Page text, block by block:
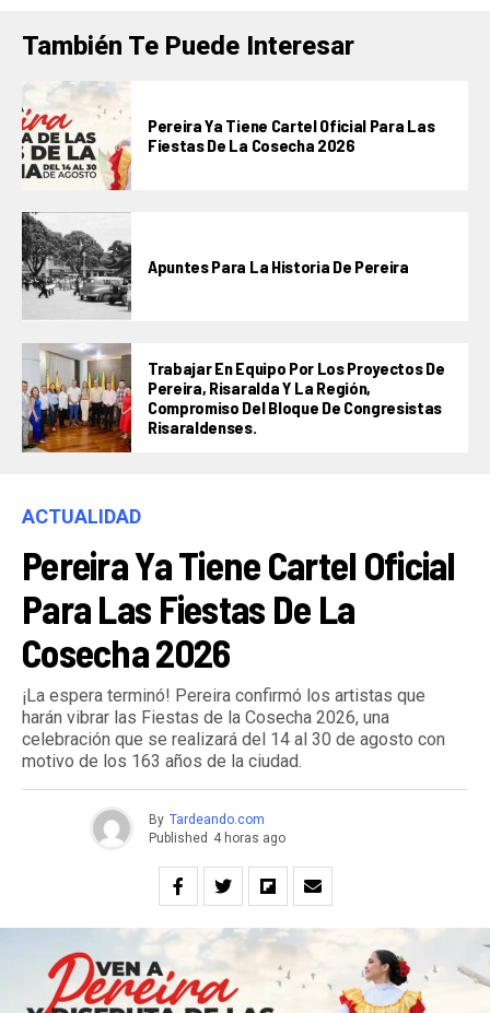
También Te Puede Interesar
Pereira Ya Tiene Cartel Oficial Para Las
Fiestas De La Cosecha 2026
Apuntes Para La Historia De Pereira
Trabajar En Equipo Por Los Proyectos De
Pereira, Risaralda Y La Región,
Compromiso Del Bloque De Congresistas
Risaraldenses.
ACTUALIDAD
Pereira Ya Tiene Cartel Oficial
Para Las Fiestas De La
Cosecha 2026
¡La espera terminó! Pereira confirmó los artistas que
harán vibrar las Fiestas de la Cosecha 2026, una
celebración que se realizará del 14 al 30 de agosto con
motivo de los 163 años de la ciudad.
By Tardeando.com
Published 4 horas ago